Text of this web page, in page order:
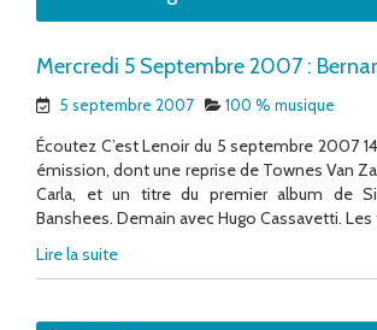
Mercredi 5 Septembre 2007 :
5 septembre 2007 100 % musique
Écoutez C’est Lenoir du 5 septembre 2007
émission, dont une reprise de Townes Van
Carla, et un titre du premier album de
Banshees. Demain avec Hugo Cassavetti. Les
Lire la suite